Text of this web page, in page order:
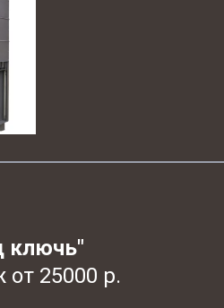
ключь"
от 25000 р.